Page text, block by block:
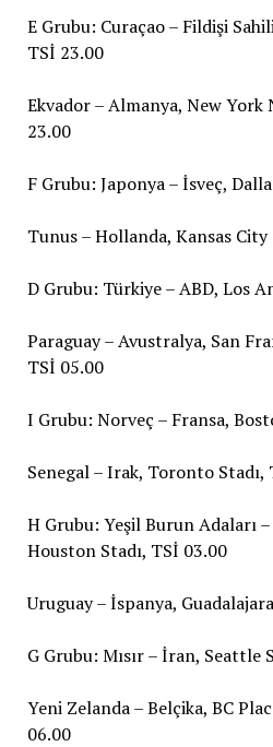
E Grubu: Curaçao – Fildişi
TSİ 23.00
Ekvador – Almanya, New York
23.00
F Grubu: Japonya – İsveç,
Tunus – Hollanda, Kansas City
D Grubu: Türkiye – ABD, Los
Paraguay – Avustralya, San
TSİ 05.00
I Grubu: Norveç – Fransa,
Senegal – Irak, Toronto Stadı,
H Grubu: Yeşil Burun Adaları
Houston Stadı, TSİ 03.00
Uruguay – İspanya,
G Grubu: Mısır – İran, Seattle
Yeni Zelanda – Belçika, BC
06.00